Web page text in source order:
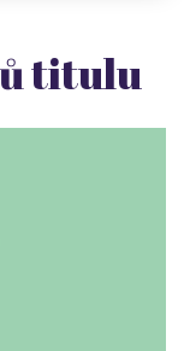
titulu